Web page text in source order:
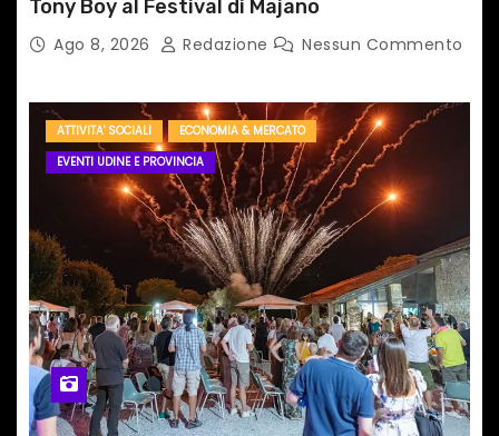
i
Tony Boy al Festival di Majano
Ago 8, 2026 Redazione Nessun Commento
ATTIVITA' SOCIALI
ECONOMIA & MERCATO
EVENTI UDINE E PROVINCIA